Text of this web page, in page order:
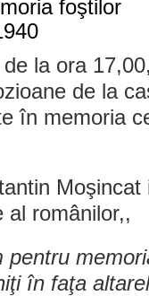
la ora
de la
în memoria
al românilor,,
în faţa